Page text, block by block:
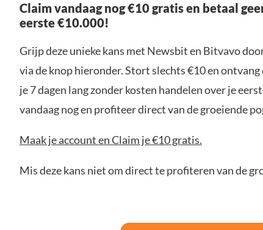
Claim vandaag nog €10 gratis en betaal
eerste €10.000!
Grijp deze unieke kans met Newsbit en Bitvavo
via de knop hieronder. Stort slechts €10 en
je 7 dagen lang zonder kosten handelen over je
vandaag nog en profiteer direct van de groeiende
Maak je account en Claim je €10 gratis.
Mis deze kans niet om direct te profiteren van de